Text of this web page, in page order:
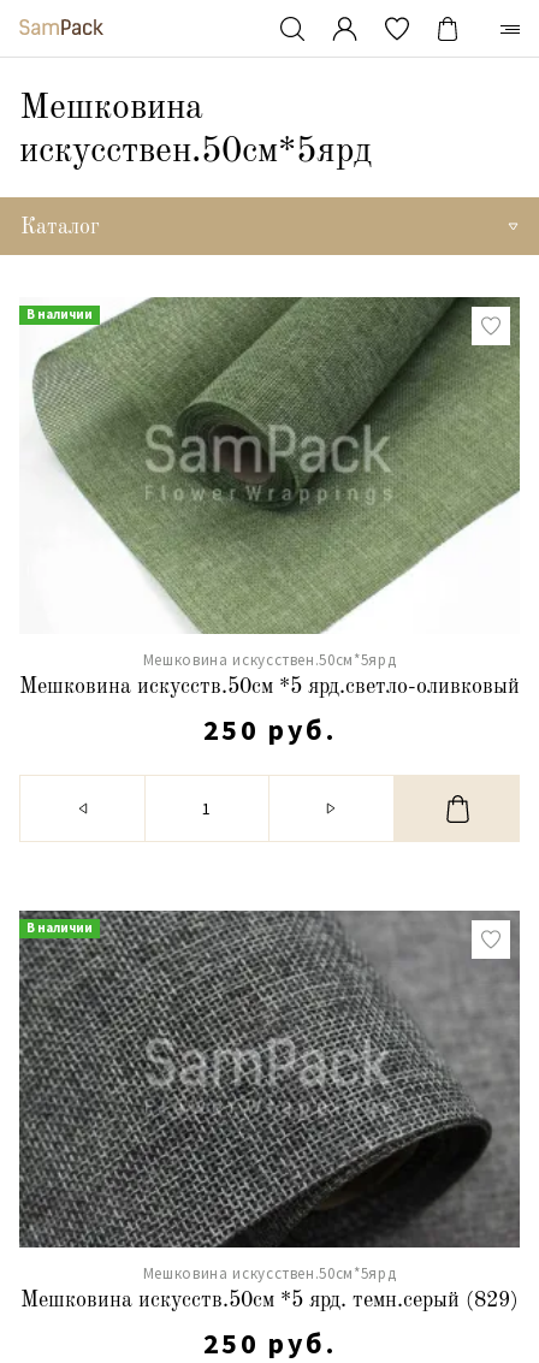
Мешковина
искусствен.50см*5ярд
Каталог
В наличии
Мешковина искусствен.50см*5ярд
Мешковина искусств.50см *5 ярд.светло-оливковый
250 руб.
В наличии
Мешковина искусствен.50см*5ярд
Мешковина искусств.50см *5 ярд. темн.серый (829)
250 руб.